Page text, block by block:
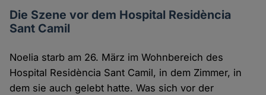
Die Szene vor dem Hospital Residència
Sant Camil
Noelia starb am 26. März im Wohnbereich des
Hospital Residència Sant Camil, in dem Zimmer, in
dem sie auch gelebt hatte. Was sich vor der